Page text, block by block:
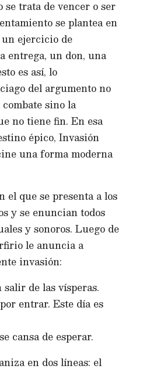
se trata de vencer o ser
se plantea en
ejercicio de
entrega, un don, una
es así, lo
del argumento no
sino la
no tiene fin. En esa
épico, Invasión
una forma moderna
el que se presenta a los
y se enuncian todos
y sonoros. Luego de
le anuncia a
invasión:
de las vísperas.
entrar. Este día es
cansa de esperar.
en dos líneas: el